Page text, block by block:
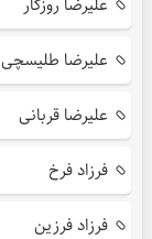
علیرضا طلیسچی
علیرضا قربانی
فرزاد فرخ
فرزاد فرزین